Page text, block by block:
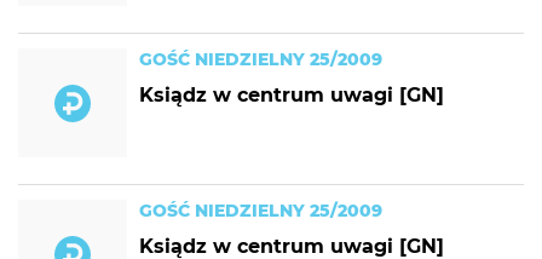
GOŚĆ NIEDZIELNY 25/2009
Ksiądz w centrum uwagi [GN]
GOŚĆ NIEDZIELNY 25/2009
Ksiądz w centrum uwagi [GN]